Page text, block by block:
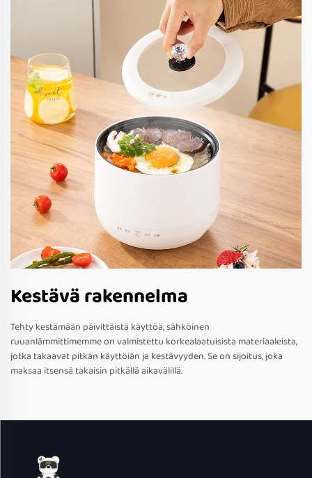
Kestävä rakennelma
Tehty kestämään päivittäistä käyttöä, sähköinen
ruuanlämmittimemme on valmistettu korkealaatuisista materiaaleista,
jotka takaavat pitkän käyttöiän ja kestävyyden. Se on sijoitus, joka
maksaa itsensä takaisin pitkällä aikavälillä.